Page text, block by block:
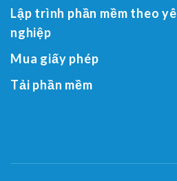
Lập trình phần mềm theo
nghiệp
Mua giấy phép
Tải phần mềm